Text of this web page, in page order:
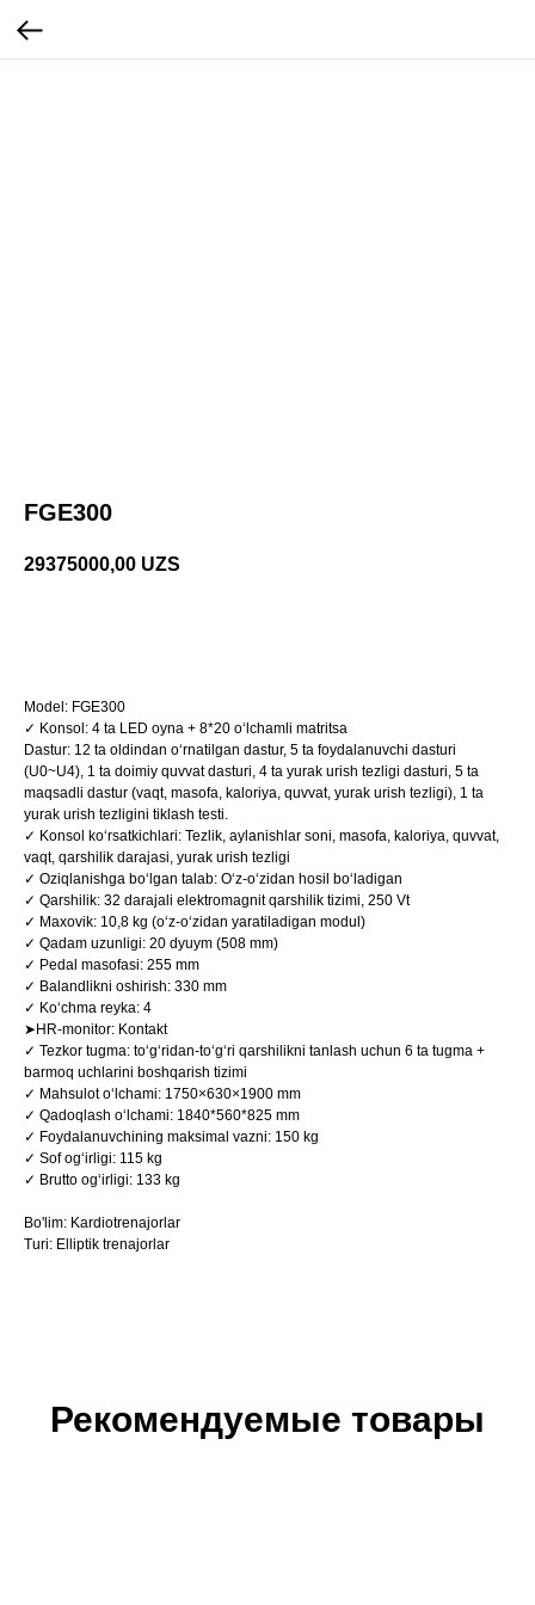
FGE300
29375000,00 UZS
Model: FGE300
✓ Konsol: 4 ta LED oyna + 8*20 o‘lchamli matritsa
Dastur: 12 ta oldindan o‘rnatilgan dastur, 5 ta foydalanuvchi dasturi
(U0~U4), 1 ta doimiy quvvat dasturi, 4 ta yurak urish tezligi dasturi, 5 ta
maqsadli dastur (vaqt, masofa, kaloriya, quvvat, yurak urish tezligi), 1 ta
yurak urish tezligini tiklash testi.
✓ Konsol ko‘rsatkichlari: Tezlik, aylanishlar soni, masofa, kaloriya, quvvat,
vaqt, qarshilik darajasi, yurak urish tezligi
✓ Oziqlanishga bo‘lgan talab: O‘z-o‘zidan hosil bo‘ladigan
✓ Qarshilik: 32 darajali elektromagnit qarshilik tizimi, 250 Vt
✓ Maxovik: 10,8 kg (o‘z-o‘zidan yaratiladigan modul)
✓ Qadam uzunligi: 20 dyuym (508 mm)
✓ Pedal masofasi: 255 mm
✓ Balandlikni oshirish: 330 mm
✓ Ko‘chma reyka: 4
➤HR-monitor: Kontakt
✓ Tezkor tugma: to‘g‘ridan-to‘g‘ri qarshilikni tanlash uchun 6 ta tugma +
barmoq uchlarini boshqarish tizimi
✓ Mahsulot o‘lchami: 1750×630×1900 mm
✓ Qadoqlash o‘lchami: 1840*560*825 mm
✓ Foydalanuvchining maksimal vazni: 150 kg
✓ Sof og‘irligi: 115 kg
✓ Brutto og‘irligi: 133 kg
Bo'lim: Kardiotrenajorlar
Turi: Elliptik trenajorlar
Рекомендуемые товары